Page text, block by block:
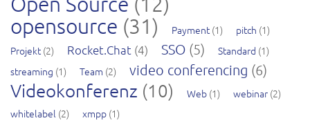
opensource (31) Payment (1) pitch (1)
Projekt (2) Rocket.Chat (4) SSO (5) Standard (1)
streaming (1) Team (2) video conferencing (6)
Videokonferenz (10) Web (1) webinar (2)
whitelabel (2) xmpp (1)